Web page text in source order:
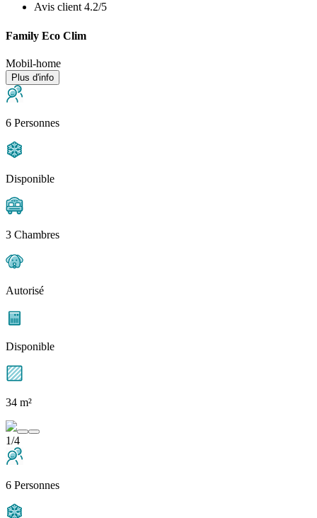
Avis client 4.2/5
Family Eco Clim
Mobil-home
Plus d'info
6 Personnes
Disponible
3 Chambres
Autorisé
Disponible
34 m²
1/4
6 Personnes